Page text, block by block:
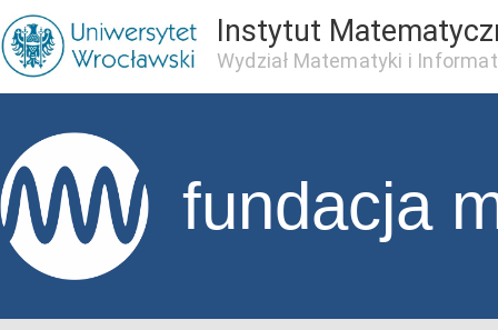
Instytut
Wydział Matematyki i
fundacja